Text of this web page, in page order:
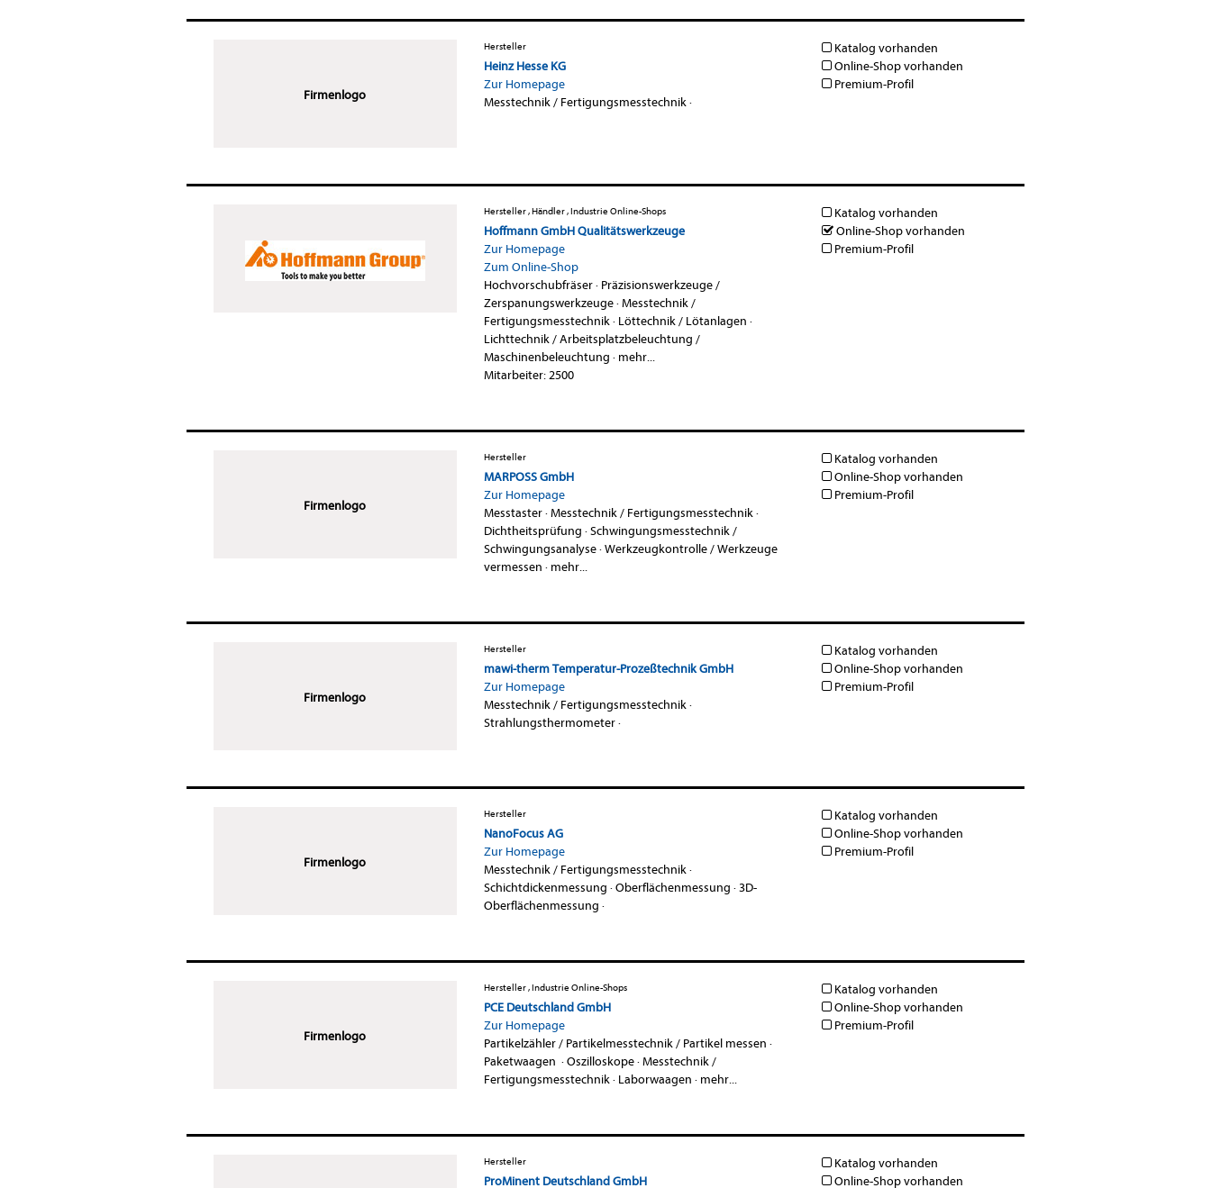
Firmenlogo
Hersteller
Heinz Hesse KG
Zur Homepage
Messtechnik / Fertigungsmesstechnik·
Katalog vorhanden
Online-Shop vorhanden
Premium-Profil
Hersteller , Händler , Industrie Online-Shops
Hoffmann GmbH Qualitätswerkzeuge
Zur Homepage
Zum Online-Shop
Hochvorschubfräser· Präzisionswerkzeuge /
Zerspanungswerkzeuge·Messtechnik /
Fertigungsmesstechnik· Löttechnik / Lötanlagen ·
Lichttechnik / Arbeitsplatzbeleuchtung /
Maschinenbeleuchtung · mehr...
Mitarbeiter: 2500
Katalog vorhanden
Online-Shop vorhanden
Premium-Profil
Firmenlogo
Hersteller
MARPOSS GmbH
Zur Homepage
Messtaster·Messtechnik / Fertigungsmesstechnik·
Dichtheitsprüfung ·Schwingungsmesstechnik /
Schwingungsanalyse·Werkzeugkontrolle / Werkzeuge
vermessen · mehr...
Katalog vorhanden
Online-Shop vorhanden
Premium-Profil
Firmenlogo
Hersteller
mawi-therm Temperatur-Prozeßtechnik GmbH
Zur Homepage
Messtechnik / Fertigungsmesstechnik·
Strahlungsthermometer·
Katalog vorhanden
Online-Shop vorhanden
Premium-Profil
Firmenlogo
Hersteller
NanoFocus AG
Zur Homepage
Messtechnik / Fertigungsmesstechnik·
Schichtdickenmessung ·Oberflächenmessung ·3D-
Oberflächenmessung ·
Katalog vorhanden
Online-Shop vorhanden
Premium-Profil
Firmenlogo
Hersteller , Industrie Online-Shops
PCE Deutschland GmbH
Zur Homepage
Partikelzähler / Partikelmesstechnik / Partikel messen ·
Paketwaagen ·Oszilloskope·Messtechnik /
Fertigungsmesstechnik· Laborwaagen · mehr...
Katalog vorhanden
Online-Shop vorhanden
Premium-Profil
Hersteller
ProMinent Deutschland GmbH
Katalog vorhanden
Online-Shop vorhanden